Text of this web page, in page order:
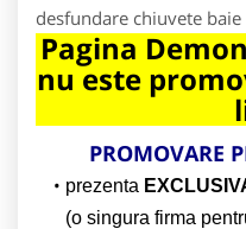
desfundare chiuvete
Pagina
nu este
PROMOVARE
prezenta
(o singura firma